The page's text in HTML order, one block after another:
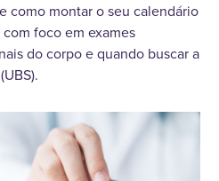
como montar o seu calendário
foco em exames
do corpo e quando buscar a